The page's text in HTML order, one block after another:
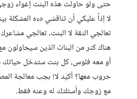
حتى ولو حاولت هذه البنت إغواء
لا إذاً عليكي أن تناقشي هءه المشكلة
تعالجي الثقة لا البنت، تعالجي
هناك كثر من البنات الذين
أو معه فلوس، كل بنت ستدخل حياتك
حروب معها؟ أكيد لا! بجب معالجة
مع زوجك وأسئلتك له وعنه فقط.